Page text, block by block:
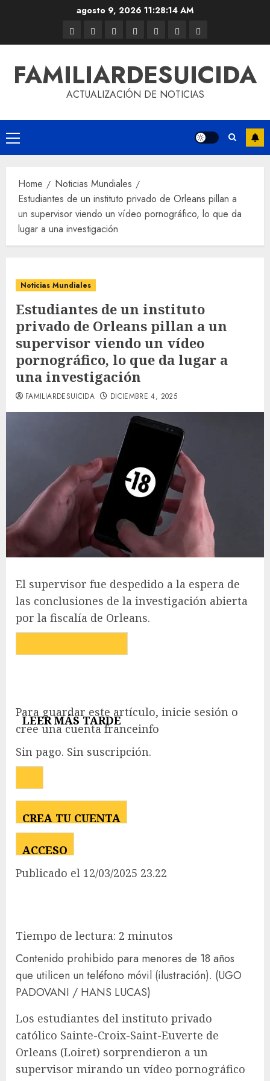
agosto 9, 2026 11:28:15 AM
FAMILIARDESUICIDA
ACTUALIZACIÓN DE NOTICIAS
Home
Noticias Mundiales
Estudiantes de un instituto privado de Orleans pillan a
un supervisor viendo un vídeo pornográfico, lo que da
lugar a una investigación
Noticias Mundiales
Estudiantes de un instituto
privado de Orleans pillan a un
supervisor viendo un vídeo
pornográfico, lo que da lugar a
una investigación
FAMILIARDESUICIDA DICIEMBRE 4, 2025
El supervisor fue despedido a la espera de
las conclusiones de la investigación abierta
por la fiscalía de Orleans.
LEER MÁS TARDE
Para guardar este artículo, inicie sesión o
cree una cuenta franceinfo
Sin pago. Sin suscripción.
CREA TU CUENTA
ACCESO
Publicado el 12/03/2025 23.22
Tiempo de lectura: 2 minutos
Contenido prohibido para menores de 18 años
que utilicen un teléfono móvil (ilustración). (UGO
PADOVANI / HANS LUCAS)
Los estudiantes del instituto privado
católico Sainte-Croix-Saint-Euverte de
Orleans (Loiret) sorprendieron a un
supervisor mirando un vídeo pornográfico